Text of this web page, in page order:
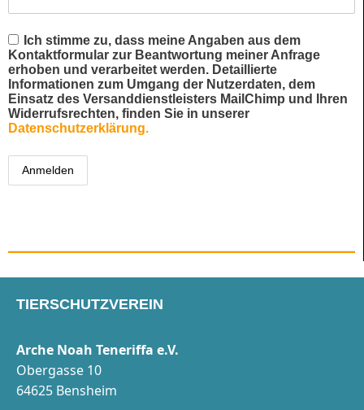
Ich stimme zu, dass meine Angaben aus dem
Kontaktformular zur Beantwortung meiner Anfrage
erhoben und verarbeitet werden. Detaillierte
Informationen zum Umgang der Nutzerdaten, dem
Einsatz des Versanddienstleisters MailChimp und Ihren
Widerrufsrechten, finden Sie in unserer
Datenschutzerklärung.
TIERSCHUTZVEREIN
Arche Noah Teneriffa e.V.
Obergasse 10
64625 Bensheim